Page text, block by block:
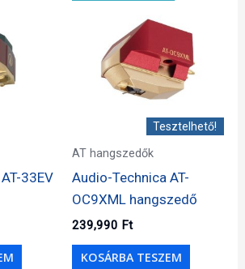
33EV
Tesztelhető!
AT hangszedők
Audio-Technica AT-
OC9XML hangszedő
239,990 Ft
KOSÁRBA TESZEM